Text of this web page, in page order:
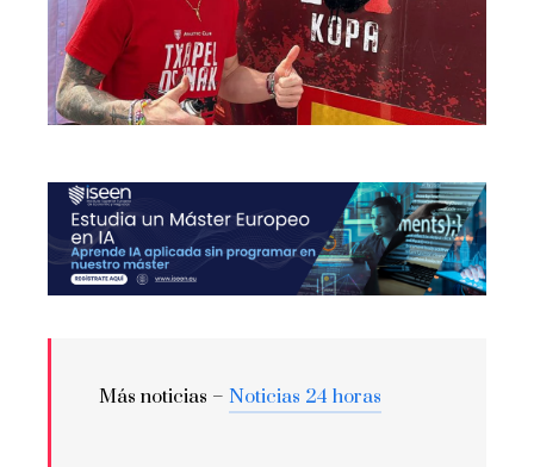
Más noticias – Noticias 24 horas